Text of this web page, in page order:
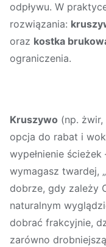
odpływu. W
rozwiązania:
oraz kostka
ograniczenia.
Kruszywo (np. żwir,
opcja do rabat i
wypełnienie
wymagasz twardej,
dobrze, gdy zależy
naturalnym
dobrać frakcyjnie,
zarówno